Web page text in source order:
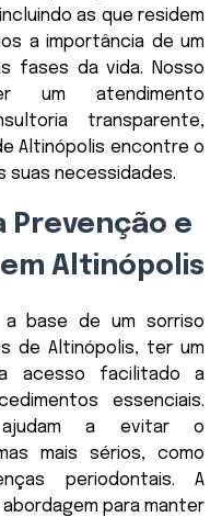
as que residem
a importância de um
fases da vida. Nosso
um atendimento
transparente,
Altinópolis encontre o
suas necessidades.
Prevenção e
Altinópolis
base de um sorriso
de Altinópolis, ter um
acesso facilitado a
essenciais.
ajudam a evitar o
mais sérios, como
periodontais. A
para manter